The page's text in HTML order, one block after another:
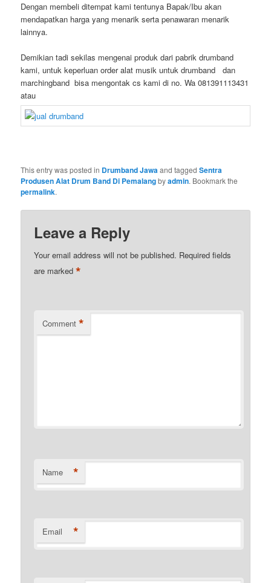
Dengan membeli ditempat kami tentunya Bapak/Ibu akan
mendapatkan harga yang menarik serta penawaran menarik
lainnya.
Demikian tadi sekilas mengenai produk dari pabrik drumband
kami, untuk keperluan order alat musik untuk drumband dan
marchingband bisa mengontak cs kami di no. Wa 081391113431
atau
This entry was posted in Drumband Jawaand taggedSentra
Produsen Alat Drum Band Di Pemalangbyadmin. Bookmark the
permalink.
Leave a Reply
Your email address will not be published. Required fields
are marked*
Comment *
Name *
Email *